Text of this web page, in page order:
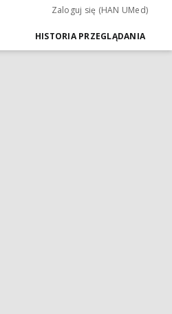
Zaloguj się (HAN UMed)
HISTORIA PRZEGLĄDANIA